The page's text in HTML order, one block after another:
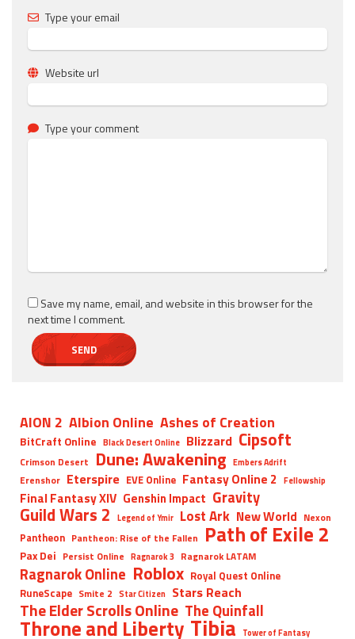
Type your email
Website url
Type your comment
Save my name, email, and website in this browser for the
next time I comment.
AION 2 Albion Online Ashes of Creation
BitCraft Online Black Desert Online Blizzard Cipsoft
Crimson Desert Dune: Awakening Embers Adrift
Erenshor Eterspire EVE Online Fantasy Online 2 Fellowship
Final Fantasy XIV Genshin Impact Gravity
Guild Wars 2 Legend of Ymir Lost Ark New World Nexon
Pantheon Pantheon: Rise of the Fallen Path of Exile 2
Pax Dei Persist Online Ragnarok 3 Ragnarok LATAM
Ragnarok Online Roblox Royal Quest Online
RuneScape Smite 2 Star Citizen Stars Reach
The Elder Scrolls Online The Quinfall
Throne and Liberty Tibia Tower of Fantasy